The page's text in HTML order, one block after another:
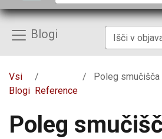
Blogi
Vsi
Blogi Reference
Poleg smučišča se bodo ogrevali
Poleg